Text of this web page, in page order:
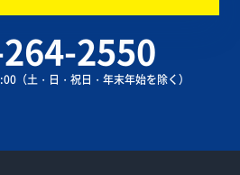
2550
（土・日・祝日・年末年始を除く）